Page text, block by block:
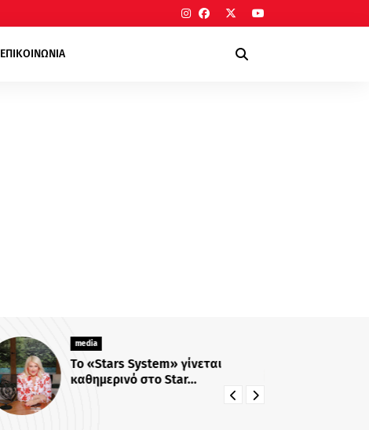
ΕΠΙΚΟΙΝΩΝΙΑ
«Πίσω από τις γραμμές»:
Πρεμιέρα στις 31 Αυγούστου στις